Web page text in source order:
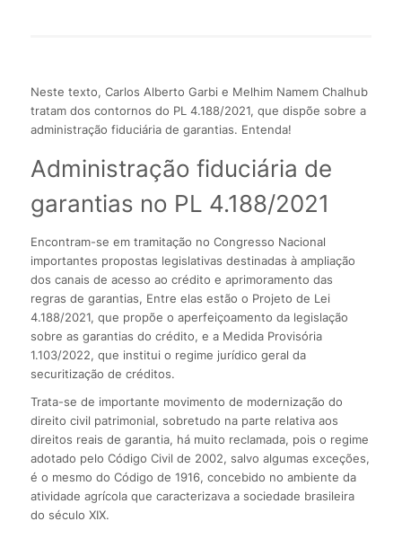
Neste texto, Carlos Alberto Garbi e Melhim Namem Chalhub
tratam dos contornos do PL 4.188/2021, que dispõe sobre a
administração fiduciária de garantias. Entenda!
Administração fiduciária de
garantias no PL 4.188/2021
Encontram-se em tramitação no Congresso Nacional
importantes propostas legislativas destinadas à ampliação
dos canais de acesso ao crédito e aprimoramento das
regras de garantias, Entre elas estão o Projeto de Lei
4.188/2021, que propõe o aperfeiçoamento da legislação
sobre as garantias do crédito, e a Medida Provisória
1.103/2022, que institui o regime jurídico geral da
securitização de créditos.
Trata-se de importante movimento de modernização do
direito civil patrimonial, sobretudo na parte relativa aos
direitos reais de garantia, há muito reclamada, pois o regime
adotado pelo Código Civil de 2002, salvo algumas exceções,
é o mesmo do Código de 1916, concebido no ambiente da
atividade agrícola que caracterizava a sociedade brasileira
do século XIX.